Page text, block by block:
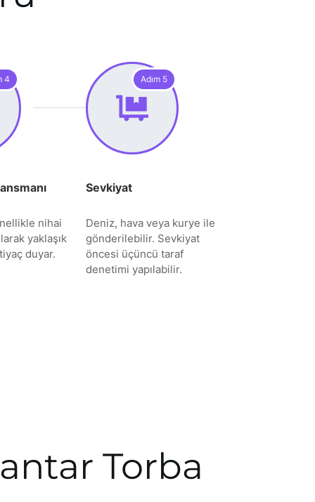
4
nihai
yaklaşık
duyar.
Adım 5
Sevkiyat
Deniz, hava veya kurye ile
gönderilebilir. Sevkiyat
öncesi üçüncü taraf
denetimi yapılabilir.
Torba